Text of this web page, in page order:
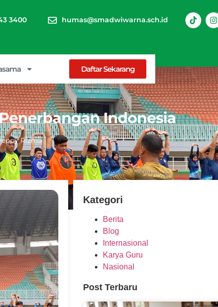
3400 humas@smadwiwarna.sch.id
Daftar Sekarang
Indonesia
Rizma
Kategori
Berita
Blog
Internasional
Karya Guru
Nasional
Post Terbaru